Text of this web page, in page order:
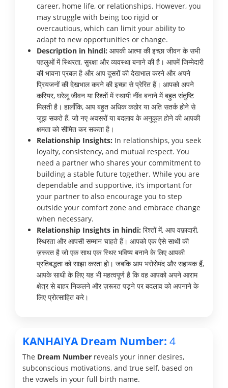
career, home life, or relationships. However, you
may struggle with being too rigid or
overcautious, which can limit your ability to
adapt to new opportunities or change.
Description in hindi: आपकी आत्मा की इच्छा जीवन के सभी
पहलुओं में स्थिरता, सुरक्षा और व्यवस्था बनाने की है। आपमें जिम्मेदारी
की भावना प्रबल है और आप दूसरों की देखभाल करने और अपने
प्रियजनों की देखभाल करने की इच्छा से प्रेरित हैं। आपको अपने
करियर, घरेलू जीवन या रिश्तों में स्थायी नींव बनाने में बहुत संतुष्टि
मिलती है। हालाँकि, आप बहुत अधिक कठोर या अति सतर्क होने से
जूझ सकते हैं, जो नए अवसरों या बदलाव के अनुकूल होने की आपकी
क्षमता को सीमित कर सकता है।
Relationship Insights: In relationships, you seek
loyalty, consistency, and mutual respect. You
need a partner who shares your commitment to
building a stable future together. While you are
dependable and supportive, it’s important for
your partner to also encourage you to step
outside your comfort zone and embrace change
when necessary.
Relationship Insights in hindi: रिश्तों में, आप वफ़ादारी,
स्थिरता और आपसी सम्मान चाहते हैं। आपको एक ऐसे साथी की
ज़रूरत है जो एक साथ एक स्थिर भविष्य बनाने के लिए आपकी
प्रतिबद्धता को साझा करता हो। जबकि आप भरोसेमंद और सहायक हैं,
आपके साथी के लिए यह भी महत्वपूर्ण है कि वह आपको अपने आराम
क्षेत्र से बाहर निकलने और ज़रूरत पड़ने पर बदलाव को अपनाने के
लिए प्रोत्साहित करे।
KANHAIYA Dream Number: 4
The Dream Number reveals your inner desires,
subconscious motivations, and true self, based on
the vowels in your full birth name.